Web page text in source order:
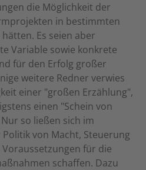
die Möglichkeit der
in bestimmten
Es seien aber
Variable sowie konkrete
für den Erfolg großer
weitere Redner verwies
einer "großen Erzählung",
einen "Schein von
so ließen sich im
von Macht, Steuerung
für die
schaffen. Dazu